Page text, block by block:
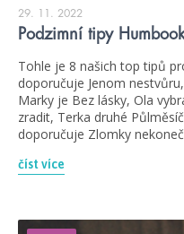
29. 11. 2022
Podzimní tipy
Tohle je 8 našich top tipů
doporučuje Jenom
Marky je Bez lásky, Ola
zradit, Terka druhé
doporučuje Zlomky
číst více